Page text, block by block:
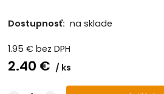
Dostupnosť: na sklade
1.95 € bez DPH
2.40 € ks